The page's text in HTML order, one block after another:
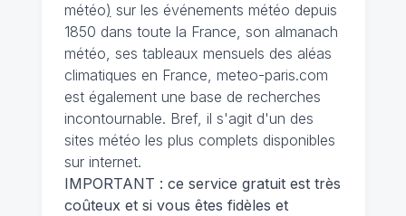
météo) sur les événements météo depuis
1850 dans toute la France, son almanach
météo, ses tableaux mensuels des aléas
climatiques en France, meteo-paris.com
est également une base de recherches
incontournable. Bref, il s'agit d'un des
sites météo les plus complets disponibles
sur internet.
IMPORTANT : ce service gratuit est très
coûteux et si vous êtes fidèles et